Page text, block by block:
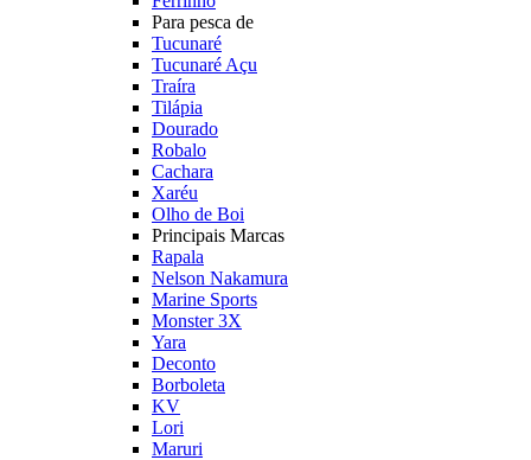
Para pesca de
Tucunaré
Tucunaré Açu
Traíra
Tilápia
Dourado
Robalo
Cachara
Xaréu
Olho de Boi
Principais Marcas
Rapala
Nelson Nakamura
Marine Sports
Monster 3X
Yara
Deconto
Borboleta
KV
Lori
Maruri